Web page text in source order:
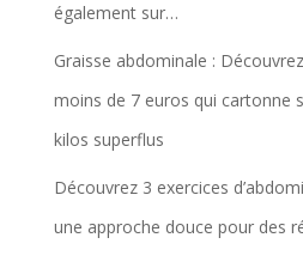
également sur…
Graisse abdominale :
moins de 7 euros qui cartonne
kilos superflus
Découvrez 3 exercices
une approche douce pour des